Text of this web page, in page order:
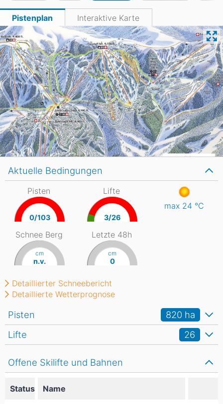
Pistenplan Interaktive Karte
Offene Skilifte und Bahnen
Status Name
Lifte 26
Pisten 820 ha
Aktuelle Bedingungen
Pisten
0/103
Lifte
3/26
max 24 °C
Schnee Berg
cm
n.v.
Letzte 48h
cm
0
Detaillierter Schneebericht
Detaillierte Wetterprognose